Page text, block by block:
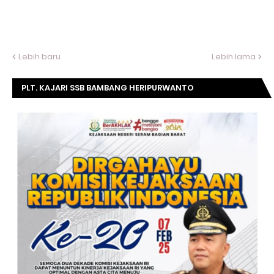
Lebih baru Lebih lama
PLT. KAJARI SSB BAMBANG HERIPURWANTO
KEJAKSAAN RI KE- 20 TAHUN.